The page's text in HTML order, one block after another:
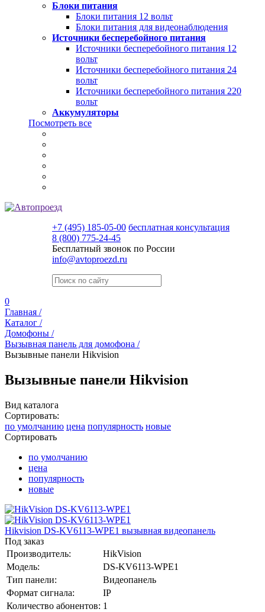
Блоки питания
Блоки питания 12 вольт
Блоки питания для видеонаблюдения
Источники бесперебойного питания
Источники бесперебойного питания 12
вольт
Источники бесперебойного питания 24
вольт
Источники бесперебойного питания 220
вольт
Аккумуляторы
Посмотреть все
+7 (495) 185-05-00 бесплатная консультация
8 (800) 775-24-45
Бесплатный звонок по России
info@avtoproezd.ru
0
Главная /
Каталог /
Домофоны /
Вызывная панель для домофона /
Вызывные панели Hikvision
Вызывные панели Hikvision
Вид каталога
Сортировать:
по умолчанию цена популярность новые
Сортировать
по умолчанию
цена
популярность
новые
Hikvision DS-KV6113-WPE1 вызывная видеопанель
Под заказ
Производитель:
HikVision
Модель:
DS-KV6113-WPE1
Тип панели:
Видеопанель
Формат сигнала:
IP
Количество абонентов: 1